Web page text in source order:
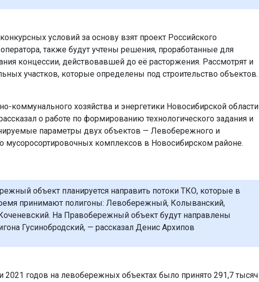
условий за основу взят проект Российского
также будут учтены решения, проработанные для
концессии, действовавшей до её расторжения. Рассмотрят и
участков, которые определены под строительство объектов.
коммунального хозяйства и энергетики Новосибирской области
о работе по формированию технологического задания и
параметры двух объектов — Левобережного и
мусоросортировочных комплексов в Новосибирском районе.
объект планируется направить потоки ТКО, которые в
принимают полигоны: Левобережный, Колыванский,
На Правобережный объект будут направлены
Гусинобродский, — рассказал Денис Архипов
2021 годов на левобережных объектах было принято 291,7 тысяч